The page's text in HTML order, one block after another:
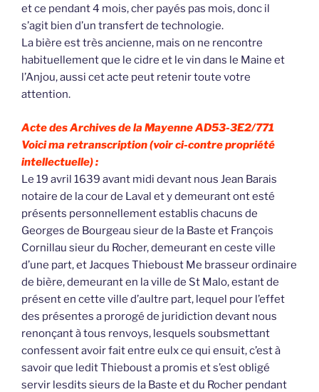
et ce pendant 4 mois, cher payés pas mois, donc il
s’agit bien d’un transfert de technologie.
La bière est très ancienne, mais on ne rencontre
habituellement que le cidre et le vin dans le Maine et
l’Anjou, aussi cet acte peut retenir toute votre
attention.
Acte des Archives de la Mayenne AD53-3E2/771
Voici ma retranscription (voir ci-contre propriété
intellectuelle) :
Le 19 avril 1639 avant midi devant nous Jean Barais
notaire de la cour de Laval et y demeurant ont esté
présents personnellement establis chacuns de
Georges de Bourgeau sieur de la Baste et François
Cornillau sieur du Rocher, demeurant en ceste ville
d’une part, et Jacques Thieboust Me brasseur ordinaire
de bière, demeurant en la ville de St Malo, estant de
présent en cette ville d’aultre part, lequel pour l’effet
des présentes a prorogé de juridiction devant nous
renonçant à tous renvoys, lesquels soubsmettant
confessent avoir fait entre eulx ce qui ensuit, c’est à
savoir que ledit Thieboust a promis et s’est obligé
servir lesdits sieurs de la Baste et du Rocher pendant